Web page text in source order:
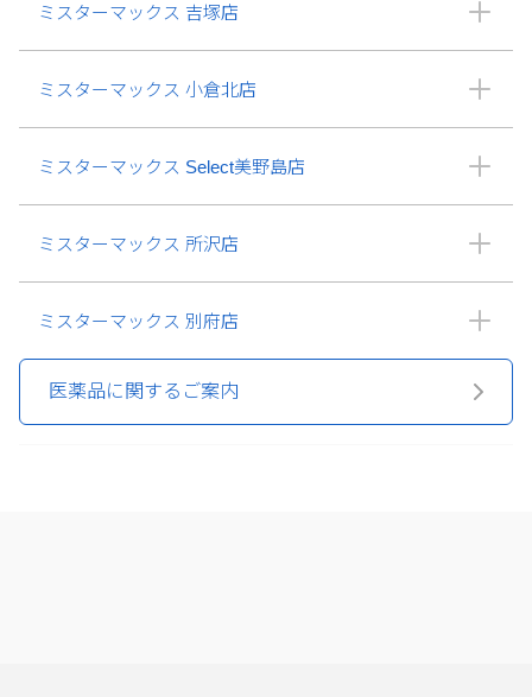
ミスターマックス 吉塚店
ミスターマックス 小倉北店
ミスターマックス Select美野島店
ミスターマックス 所沢店
ミスターマックス 別府店
医薬品に関するご案内